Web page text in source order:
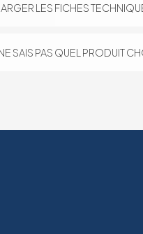
LES FICHES
SAIS PAS QUEL PRODUIT